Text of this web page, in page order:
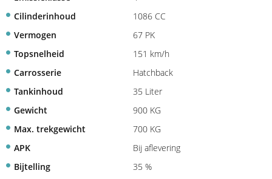
Cilinderinhoud
1086 CC
Vermogen
67 PK
Topsnelheid
151 km/h
Carrosserie
Hatchback
Tankinhoud
35 Liter
Gewicht
900 KG
Max. trekgewicht
700 KG
APK
Bij aflevering
Bijtelling
35 %